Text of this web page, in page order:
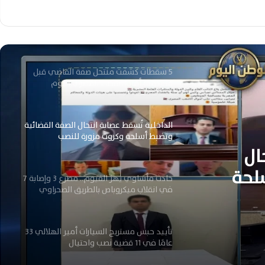
جنيه حصيلة تجارة المخدرات والأسلحة
5 سقطات كشفت منتحل صفة القاضي قبل
محاكمته أمام القضاء المصري اليوم
الداخلية تُسقط عصابة انتحال الصفة القضائية
وتضبط أسلحة وكروت مزورة للنصب
حادث مأساوي يهز الفيوم.. مصرع 3 وإصابة 7
في انقلاب ميكروباص بالطريق الصحراوي
تأييد حبس مستريح السيارات أمير الهلالي 33
عامًا في 11 قضية نصب واحتيال